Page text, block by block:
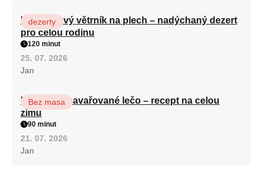
Karamelový větrník na plech – nadýchaný dezert
pro celou rodinu
dezerty
120 minut
25. 07. 2026
Jan
Babiččino zavařované lečo – recept na celou
zimu
Bez masa
90 minut
21. 07. 2026
Jan